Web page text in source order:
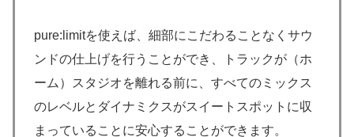
pure:limitを使えば、細部にこだわることなくサウ
ンドの仕上げを行うことができ、トラックが（ホ
ーム）スタジオを離れる前に、すべてのミックス
のレベルとダイナミクスがスイートスポットに収
まっていることに安心することができます。